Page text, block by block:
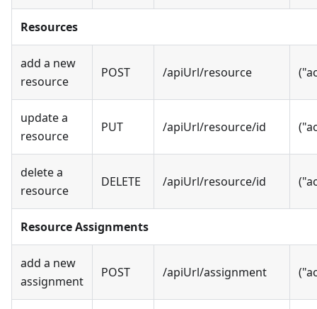
Resources
add a new
resource
POST /apiUrl/resource
update a
resource
PUT /apiUrl/resource/id
delete a
resource
DELETE /apiUrl/resource/id
Resource Assignments
add a new
assignment
POST /apiUrl/assignment